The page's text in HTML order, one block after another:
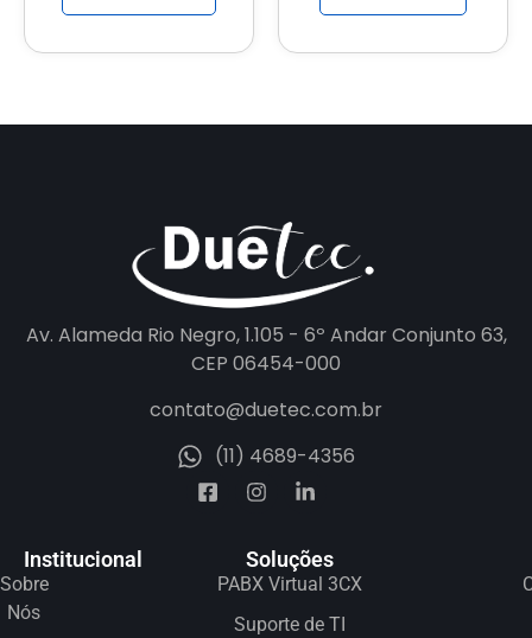
Av. Alameda Rio Negro, 1.105 - 6º Andar Conjunto 63,
CEP 06454-000
contato@duetec.com.br
(11) 4689-4356
Institucional
Sobre
Nós
Soluções
PABX Virtual 3CX
Suporte de TI